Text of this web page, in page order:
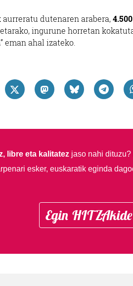
dutenaren arabera,
ingurune horretan
” eman ahal izateko.
libre eta kalitatezjaso nahi dituzu?
esker, euskaratik eginda
Egin HITZAkide